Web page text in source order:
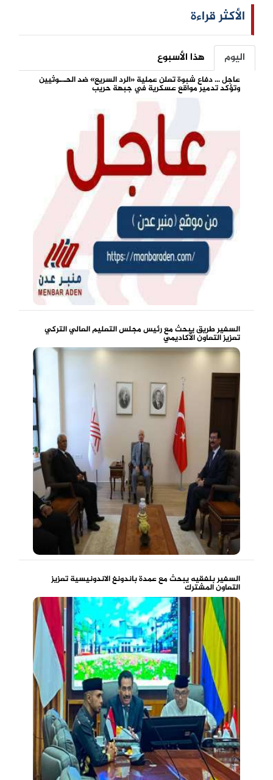
الأكثر قراءة
اليوم هذا الأسبوع
عاجل ... دفاع شبوة تعلن عملية «الرد السريع» ضد الحـ.ـوثيين
وتؤكد تدمير مواقع عسكرية في جبهة حريب
السفير طريق يبحث مع رئيس مجلس التعليم العالي التركي
تعزيز التعاون الأكاديمي
السفير بلفقيه يبحث مع عمدة باندونغ الاندونيسية تعزيز
التعاون المشترك